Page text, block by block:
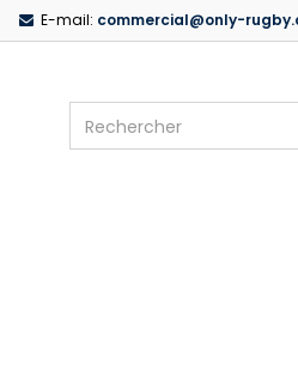
E-mail: commercial@only-